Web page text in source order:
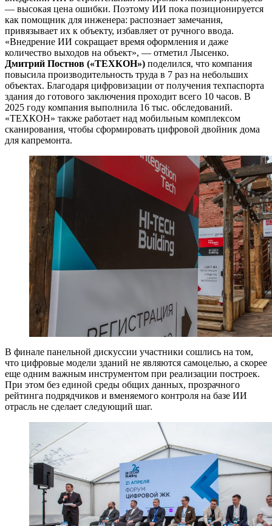
— высокая цена ошибки. Поэтому ИИ пока позиционируется
как помощник для инженера: распознает замечания,
привязывает их к объекту, избавляет от ручного ввода.
«Внедрение ИИ сокращает время оформления и даже
количество выходов на объект», — отметил Лысенко.
Дмитрий Постнов («ТЕХКОН») поделился, что компания
повысила производительность труда в 7 раз на небольших
объектах. Благодаря цифровизации от получения техпаспорта
здания до готового заключения проходит всего 10 часов. В
2025 году компания выполнила 16 тыс. обследований.
«ТЕХКОН» также работает над мобильным комплексом
сканирования, чтобы сформировать цифровой двойник дома
для капремонта.
В финале панельной дискуссии участники сошлись на том,
что цифровые модели зданий не являются самоцелью, а скорее
еще одним важным инструментом при реализации построек.
При этом без единой среды общих данных, прозрачного
рейтинга подрядчиков и вменяемого контроля на базе ИИ
отрасль не сделает следующий шаг.